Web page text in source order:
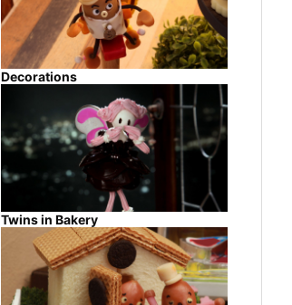
Decorations
Twins in Bakery